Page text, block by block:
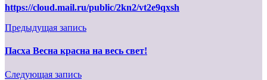
https://cloud.mail.ru/public/2kn2/vt2e9qxsh
Предыдущая запись
Пасха Весна красна на весь свет!
Следующая запись